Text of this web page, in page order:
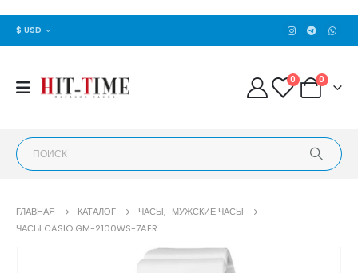
$ USD
0 0
ГЛАВНАЯ КАТАЛОГ ЧАСЫ, МУЖСКИЕ ЧАСЫ
ЧАСЫ CASIO GM-2100WS-7AER